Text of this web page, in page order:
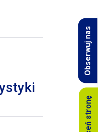
Oceń stronę
Obserwuj nas